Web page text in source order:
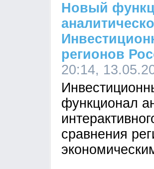
Новый
регионов
20:14,
функционал
сравнения